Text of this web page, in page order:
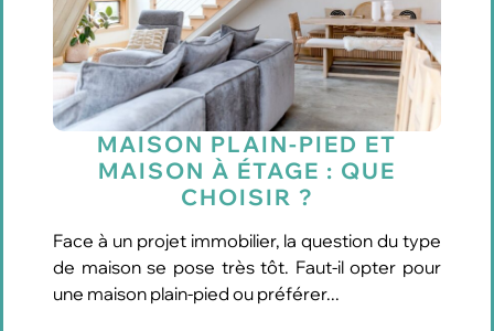
MAISON PLAIN-PIED ET
MAISON À ÉTAGE : QUE
CHOISIR ?
Face à un projet immobilier, la question du type
de maison se pose très tôt. Faut-il opter pour
une maison plain-pied ou préférer...